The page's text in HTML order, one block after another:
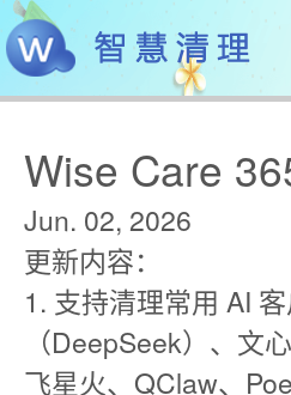
Wise Care
Jun. 02, 2026
更新内容：
1. 支持清理常用 AI
（DeepSeek）、文
飞星火、QClaw、